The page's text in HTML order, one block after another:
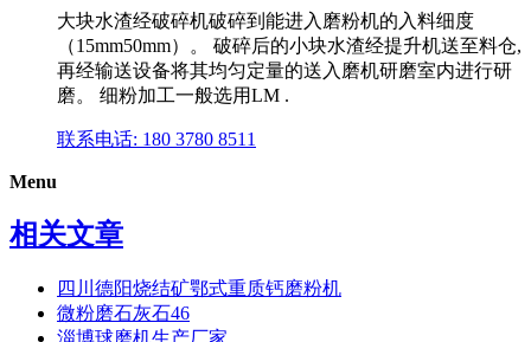
大块水渣经破碎机破碎到能进入磨粉机的入料细度
（15mm50mm）。 破碎后的小块水渣经提升机送至料仓,
再经输送设备将其均匀定量的送入磨机研磨室内进行研
磨。 细粉加工一般选用LM .
联系电话: 180 3780 8511
Menu
相关文章
四川德阳烧结矿鄂式重质钙磨粉机
微粉磨石灰石46